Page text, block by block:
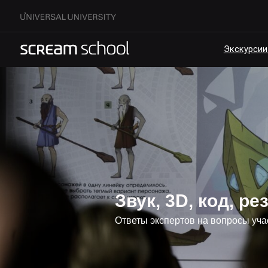
Экскурсии по
Звук, 3D, код,
Ответы экспертов на вопросы